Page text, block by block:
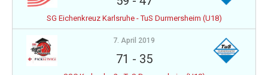
SG Eichenkreuz Karlsruhe - TuS Durmersheim (U18)
7. April 2019
71 - 35